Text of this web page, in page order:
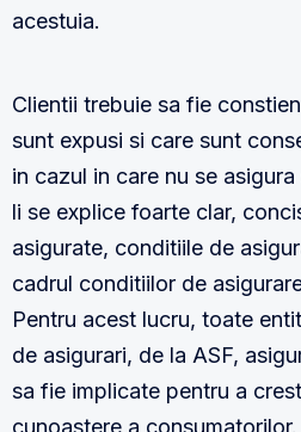
acestuia.
Clientii trebuie sa fie
sunt expusi si care sunt
in cazul in care nu se
li se explice foarte clar,
asigurate, conditiile de
cadrul conditiilor de
Pentru acest lucru, toate
de asigurari, de la ASF,
sa fie implicate pentru a
cunoastere a consumatorilor.